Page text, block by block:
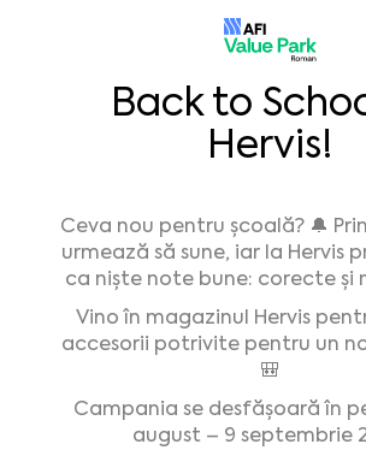
Back to
Hervis!
Ceva nou pentru școală? 🔔
urmează să sune, iar la Hervis
ca niște note bune: corecte și
Vino în magazinul Hervis
accesorii potrivite pentru un
🎒
Campania se desfășoară în
august – 9 septembrie